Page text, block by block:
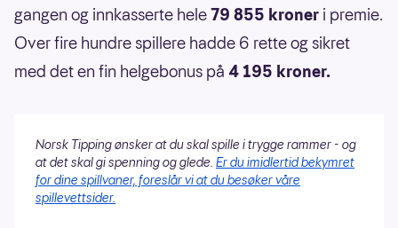
gangen og innkasserte hele79 855 kroner i premie.
Over fire hundre spillere hadde 6 rette og sikret
med det en fin helgebonus på 4 195 kroner.
Norsk Tipping ønsker at du skal spille i trygge rammer - og
at det skal gi spenning og glede. Er du imidlertid bekymret
for dine spillvaner, foreslår vi at du besøker våre
spillevettsider.